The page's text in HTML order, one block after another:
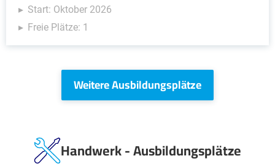
Start: Oktober 2026
Freie Plätze: 1
Weitere Ausbildungsplätze
Handwerk - Ausbildungsplätze